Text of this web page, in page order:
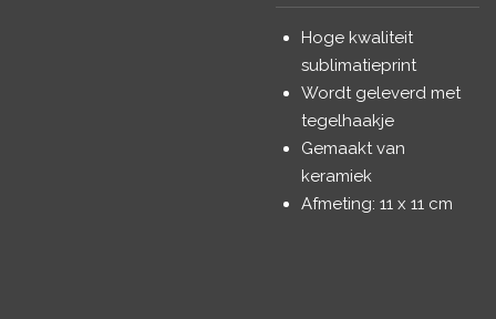
Hoge kwaliteit
sublimatieprint
Wordt geleverd met
tegelhaakje
Gemaakt van
keramiek
Afmeting: 11 x 11 cm